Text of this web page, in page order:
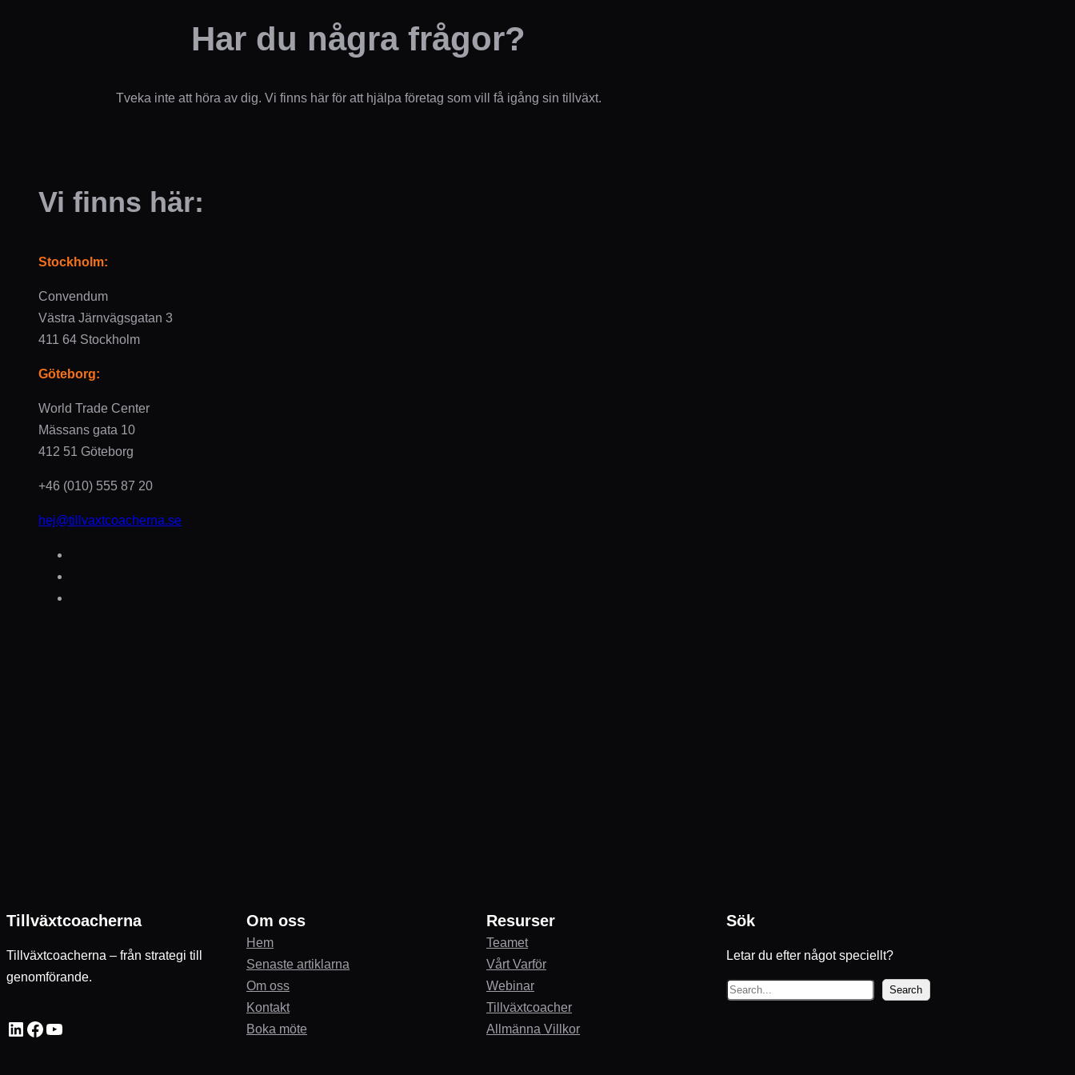
Har du några frågor?
Tveka inte att höra av dig. Vi finns här för att hjälpa företag som vill få igång sin tillväxt.
Vi finns här:
Stockholm:
Convendum
Västra Järnvägsgatan 3
411 64 Stockholm
Göteborg:
World Trade Center
Mässans gata 10
412 51 Göteborg
+46 (010) 555 87 20
hej@tillvaxtcoacherna.se
Tillväxtcoacherna
Tillväxtcoacherna – från strategi till
genomförande.
LinkedIn Facebook YouTube
Om oss
Hem
Senaste artiklarna
Om oss
Kontakt
Boka möte
Resurser
Teamet
Vårt Varför
Webinar
Tillväxtcoacher
Allmänna Villkor
Sök
Letar du efter något speciellt?
S
Search